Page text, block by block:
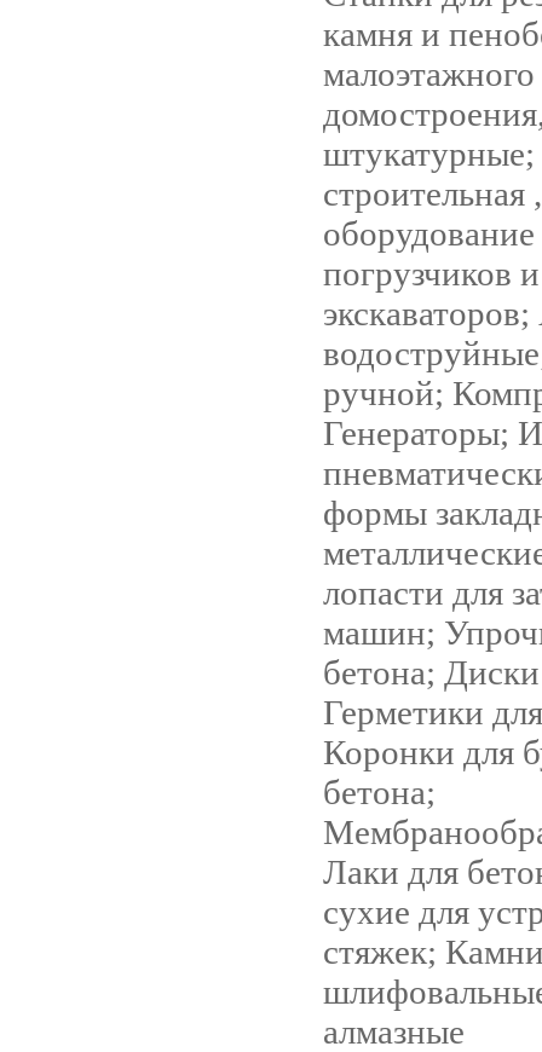
камня и
малоэтажного
строительная ,
погрузчиков и
ручной;
Генераторы;
формы
лопасти для
машин;
бетона;
Герметики
Коронки для
бетона;
Лаки для
сухие для
стяжек;
алмазные